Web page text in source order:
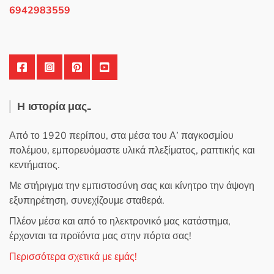
6942983559
Η ιστορία μας..
Από το 1920 περίπου, στα μέσα του Α’ παγκοσμίου
πολέμου, εμπορευόμαστε υλικά πλεξίματος, ραπτικής και
κεντήματος.
Με στήριγμα την εμπιστοσύνη σας και κίνητρο την άψογη
εξυπηρέτηση, συνεχίζουμε σταθερά.
Πλέον μέσα και από το ηλεκτρονικό μας κατάστημα,
έρχονται τα προϊόντα μας στην πόρτα σας!
Περισσότερα σχετικά με εμάς!